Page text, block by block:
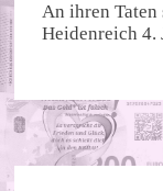
An ihren
Heidenreich 4.